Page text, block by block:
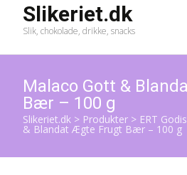
Slikeriet.dk
Slik, chokolade, drikke, snacks
Malaco Gott &
Bær – 100 g
Slikeriet.dk > Produkter > ERT
& Blandat Ægte Frugt Bær – 100 g